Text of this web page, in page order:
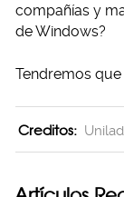
compañías y
de Windows?
Tendremos
Creditos: